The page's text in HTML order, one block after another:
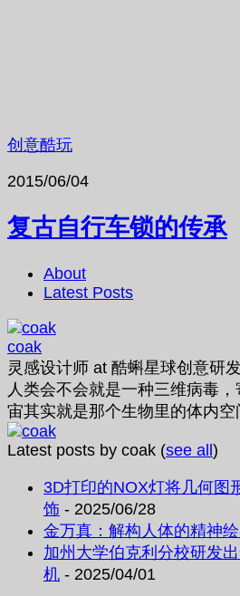
创意酷玩
2015/06/04
复古自行车锁的传承
About
Latest Posts
coak
灵感设计师 at 酷蝌星球创意研
人类会不会就是一种三维病毒
宙其实就是那个生物里的体内空
Latest posts by coak (see all)
3D打印的NOX灯将几何图
饰 - 2025/06/28
金万真：解构人体的精神
加州大学伯克利分校研发
机 - 2025/04/01